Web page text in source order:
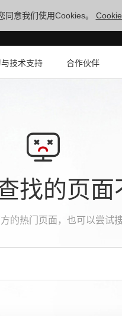
同意我们使用Cookies。
技术支持 合作伙伴
找的页面
的热门页面，也可以尝试